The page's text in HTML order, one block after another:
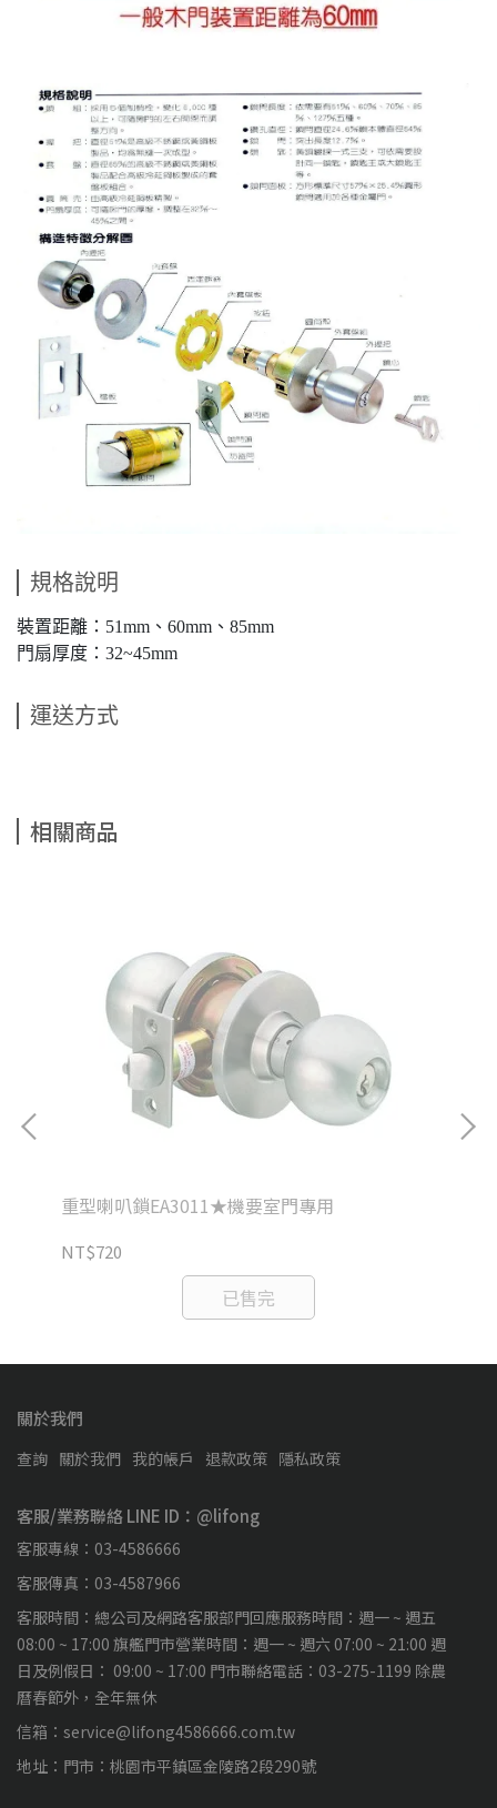
規格說明
裝置距離：51mm、60mm、85mm
門扇厚度：32~45mm
運送方式
相關商品
重型喇叭鎖EA3011★機要室門專用
NT$720
已售完
關於我們
查詢 關於我們 我的帳戶 退款政策 隱私政策
客服/業務聯絡 LINE ID：@lifong
客服專線：03-4586666
客服傳真：03-4587966
客服時間：總公司及網路客服部門回應服務時間：週一 ~ 週五
08:00 ~ 17:00 旗艦門市營業時間：週一 ~ 週六 07:00 ~ 21:00 週
日及例假日： 09:00 ~ 17:00 門市聯絡電話：03-275-1199 除農
曆春節外，全年無休
信箱：service@lifong4586666.com.tw
地址：門市：桃園市平鎮區金陵路2段290號